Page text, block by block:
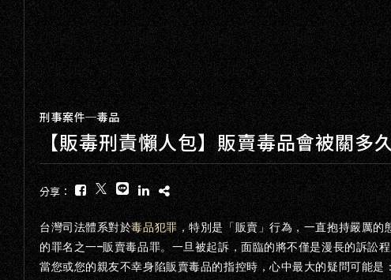
刑事案件─毒品
【販毒刑責懶人包】販賣毒品會被關多
分享：
台灣司法體系對於毒品犯罪 ，特別是「販賣」行為，一直抱持嚴厲
的罪名之一—販賣毒品罪。一旦被起訴，面臨的將不僅是漫長的訴訟
當您或您的親友不幸身陷販賣毒品的指控時，心中最大的疑問可能
COPYRIGHT ©